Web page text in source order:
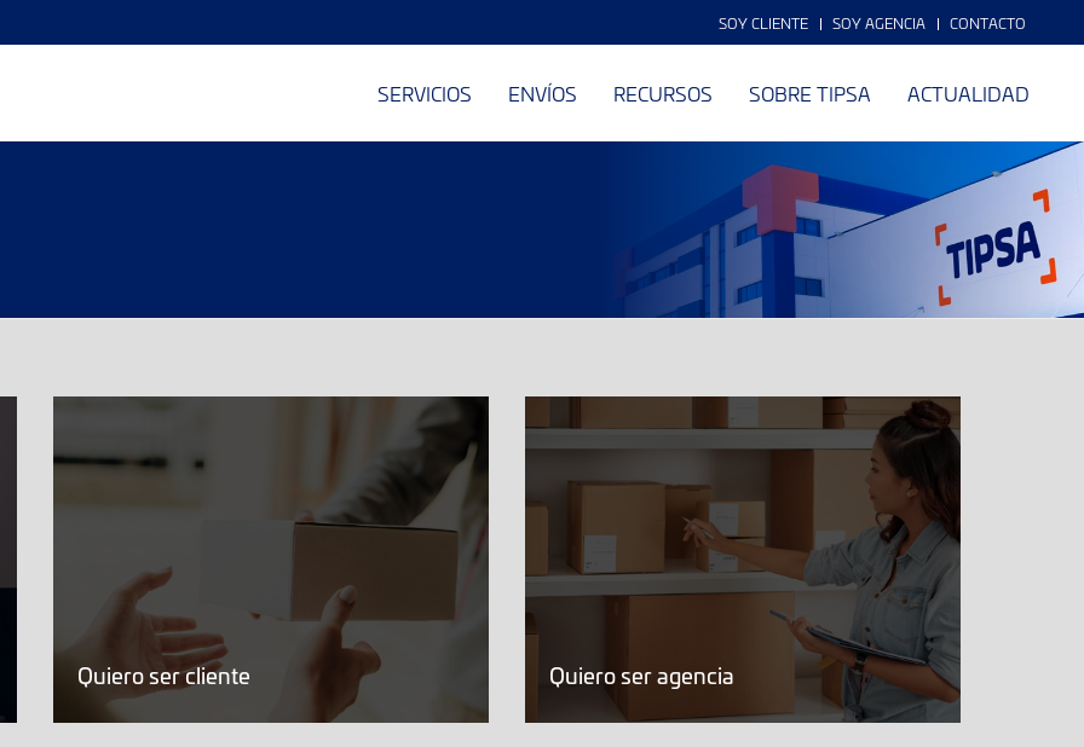
SOY CLIENTE SOY AGENCIA CONTACTO
SERVICIOS ENVÍOS RECURSOS SOBRE TIPSA ACTUALIDAD
Quiero ser cliente Quiero ser agencia